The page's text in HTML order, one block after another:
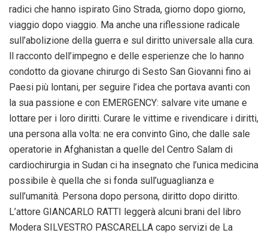
radici che hanno ispirato Gino Strada, giorno dopo giorno,
viaggio dopo viaggio. Ma anche una riflessione radicale
sull’abolizione della guerra e sul diritto universale alla cura.
ll racconto dell’impegno e delle esperienze che lo hanno
condotto da giovane chirurgo di Sesto San Giovanni fino ai
Paesi più lontani, per seguire l’idea che portava avanti con
la sua passione e con EMERGENCY: salvare vite umane e
lottare per i loro diritti. Curare le vittime e rivendicare i diritti,
una persona alla volta: ne era convinto Gino, che dalle sale
operatorie in Afghanistan a quelle del Centro Salam di
cardiochirurgia in Sudan ci ha insegnato che l’unica medicina
possibile è quella che si fonda sull’uguaglianza e
sull’umanità. Persona dopo persona, diritto dopo diritto.
L’attore GIANCARLO RATTI leggerà alcuni brani del libro
Modera SILVESTRO PASCARELLA capo servizi de La